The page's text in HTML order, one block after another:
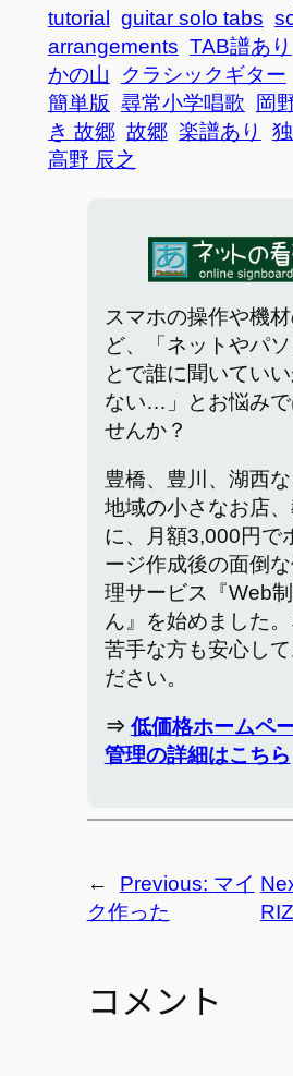
tutorial guitar solo tabs
arrangements TAB譜あり
かの山
クラシックギター
簡単版 尋常小学唱歌 岡
き 故郷 故郷 楽譜あり
高野 辰之
スマホの操作や機
ど、「ネットやパ
とで誰に聞いてい
ない…」とお悩みで
せんか？
豊橋、豊川、湖西
地域の小さなお店
に、月額3,000円で
ージ作成後の面倒
理サービス『Web
ん』を始めました
苦手な方も安心して
ださい。
⇒ 低価格ホームペ
管理の詳細はこちら
← Previous: マイ
ク作った
コメント